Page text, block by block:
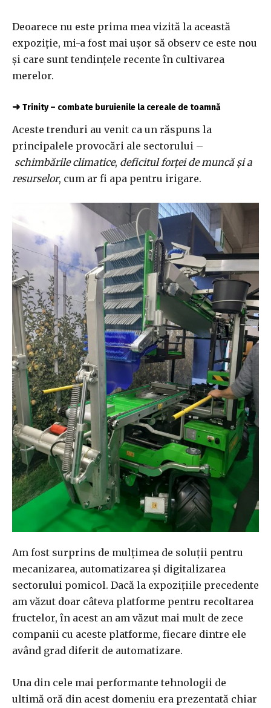
Deoarece nu este prima mea vizită la această
expoziție, mi-a fost mai ușor să observ ce este nou
și care sunt tendințele recente în cultivarea
merelor.
➜ Trinity – combate buruienile la cereale de toamnă
Aceste trenduri au venit ca un răspuns la
principalele provocări ale sectorului –
schimbările climatice, deficitul forței de muncă și a
resurselor, cum ar fi apa pentru irigare.
Am fost surprins de mulțimea de soluții pentru
mecanizarea, automatizarea și digitalizarea
sectorului pomicol. Dacă la expozițiile precedente
am văzut doar câteva platforme pentru recoltarea
fructelor, în acest an am văzut mai mult de zece
companii cu aceste platforme, fiecare dintre ele
având grad diferit de automatizare.
Una din cele mai performante tehnologii de
ultimă oră din acest domeniu era prezentată chiar